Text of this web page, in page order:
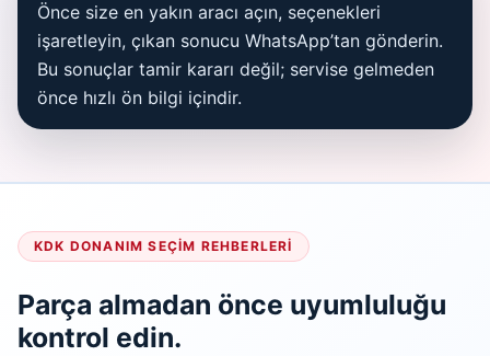
Önce size en yakın aracı açın, seçenekleri
işaretleyin, çıkan sonucu WhatsApp’tan gönderin.
Bu sonuçlar tamir kararı değil; servise gelmeden
önce hızlı ön bilgi içindir.
KDK DONANIM SEÇIM REHBERLERI
Parça almadan önce uyumluluğu
kontrol edin.